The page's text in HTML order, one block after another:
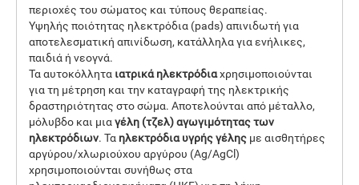
περιοχές του σώματος και τύπους θεραπείας.
Υψηλής ποιότητας ηλεκτρόδια (pads) απινιδωτή για
αποτελεσματική απινίδωση, κατάλληλα για ενήλικες,
παιδιά ή νεογνά.
Τα αυτοκόλλητα ιατρικά ηλεκτρόδιαχρησιμοποιούνται
για τη μέτρηση και την καταγραφή της ηλεκτρικής
δραστηριότητας στο σώμα. Αποτελούνται από μέταλλο,
μόλυβδο και μιαγέλη (τζελ) αγωγιμότητας των
ηλεκτρόδιων. Τα ηλεκτρόδια υγρής γέλης με αισθητήρες
αργύρου/χλωριούχου αργύρου (Ag/AgCl)
χρησιμοποιούνται συνήθως στα